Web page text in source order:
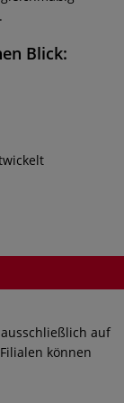
Blick:
auf
können